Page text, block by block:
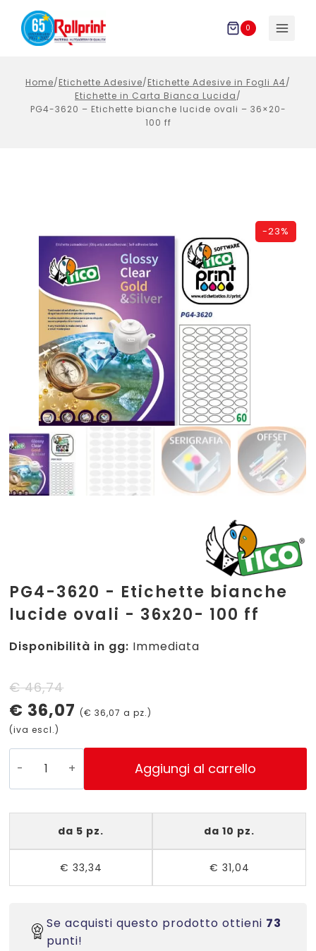
Salta
contenuto
0
Home/Etichette Adesive/Etichette Adesive in Fogli A4/
Etichette in Carta Bianca Lucida/
PG4-3620 – Etichette bianche lucide ovali – 36×20-
100 ff
-23%
PG4-3620 - Etichette bianche
lucide ovali - 36x20- 100 ff
Disponibilità in gg: Immediata
€46,74
Il
prezzo
originale
era:
€ 46,74.
€ 36,07 (€ 36,07 a pz.)
Il
prezzo
attuale
è:
€ 36,07.
(iva escl.)
PG4-
Etichette
bianche
lucide
ovali
-
100
ff
Aggiungi al carrello
da 5 pz. da 10 pz.
€ 33,34 € 31,04
Se acquisti questo prodotto ottieni 73
punti!